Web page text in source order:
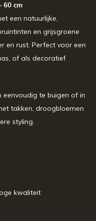
60 cm
een natuurlijke,
en grijsgroene
en rust. Perfect voor een
of als decoratief
eenvoudig te buigen of in
takken, droogbloemen
styling.
kwaliteit